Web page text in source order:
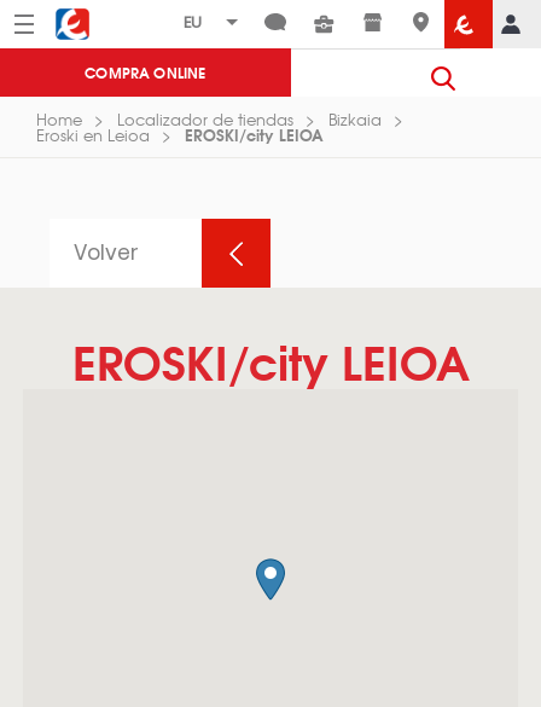
Menú Eroski
COMPRA ONLINE
Home Localizador de tiendas Bizkaia
Eroski en Leioa EROSKI/city LEIOA
Volver
EROSKI/city LEIOA